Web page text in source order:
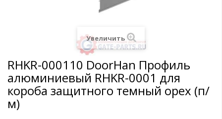
Увеличить
RHKR-000110 DoorHan Профиль
алюминиевый RHKR-0001 для
короба защитного темный орех (п/
м)